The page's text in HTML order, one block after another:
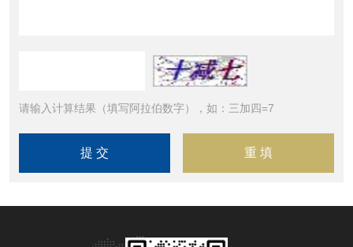
请输入计算结果（填写阿拉伯数字），如：三加四=7